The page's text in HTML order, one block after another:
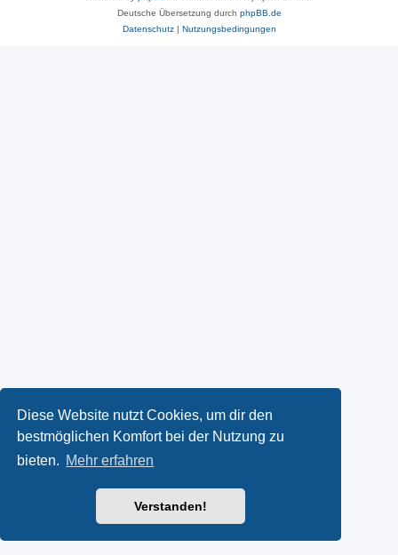
Diese Website nutzt Cookies, um dir den
bestmöglichen Komfort bei der Nutzung zu
bieten. Mehr erfahren
Verstanden!
Deutsche Übersetzung durch phpBB.de
Datenschutz| Nutzungsbedingungen